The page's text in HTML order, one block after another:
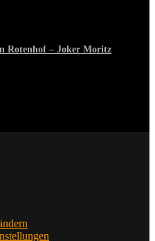
Rotenhof – Joker Moritz